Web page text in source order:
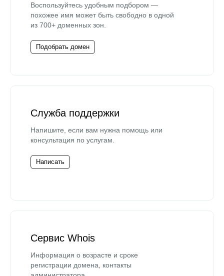
Воспользуйтесь удобным подбором —
похожее имя может быть свободно в одной
из 700+ доменных зон.
Подобрать домен
Служба поддержки
Напишите, если вам нужна помощь или
консультация по услугам.
Написать
Сервис Whois
Информация о возрасте и сроке
регистрации домена, контакты